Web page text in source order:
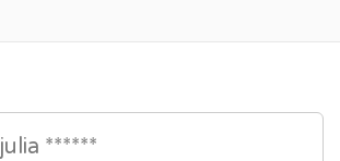
julia ******